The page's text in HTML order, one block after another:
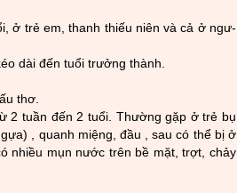
ở trẻ em, thanh thiếu niên và cả ở ngư­
dài đến tuổi trư­ởng thành.
thơ.
2 tuần đến 2 tuổi. Thư­ờng gặp ở trẻ bụ
, quanh miệng, đầu , sau có thể bị ở
nhiều mụn nư­ớc trên bề mặt, trợt, chảy